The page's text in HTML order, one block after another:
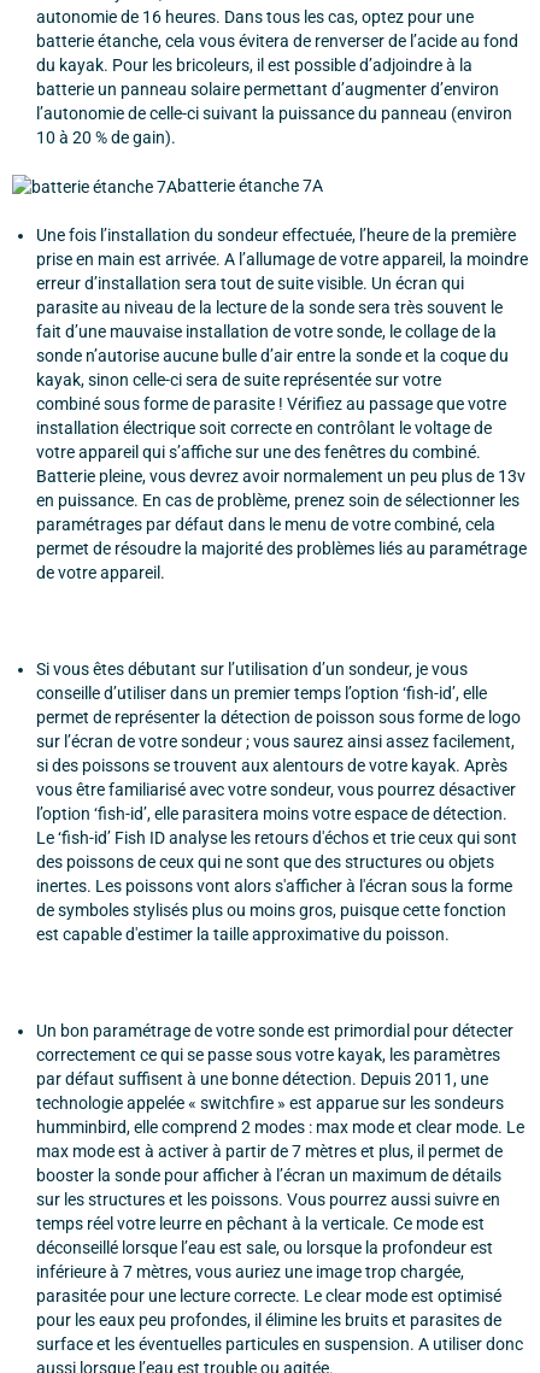
autonomie de 16 heures. Dans tous les cas, optez pour une
batterie étanche, cela vous évitera de renverser de l’acide au fond
du kayak. Pour les bricoleurs, il est possible d’adjoindre à la
batterie un panneau solaire permettant d’augmenter d’environ
l’autonomie de celle-ci suivant la puissance du panneau (environ
10 à 20 % de gain).
batterie étanche 7A
Une fois l’installation du sondeur effectuée, l’heure de la première
prise en main est arrivée. A l’allumage de votre appareil, la moindre
erreur d’installation sera tout de suite visible. Un écran qui
parasite au niveau de la lecture de la sonde sera très souvent le
fait d’une mauvaise installation de votre sonde, le collage de la
sonde n’autorise aucune bulle d’air entre la sonde et la coque du
kayak, sinon celle-ci sera de suite représentée sur votre
combiné sous forme de parasite ! Vérifiez au passage que votre
installation électrique soit correcte en contrôlant le voltage de
votre appareil qui s’affiche sur une des fenêtres du combiné.
Batterie pleine, vous devrez avoir normalement un peu plus de 13v
en puissance. En cas de problème, prenez soin de sélectionner les
paramétrages par défaut dans le menu de votre combiné, cela
permet de résoudre la majorité des problèmes liés au paramétrage
de votre appareil.
Si vous êtes débutant sur l’utilisation d’un sondeur, je vous
conseille d’utiliser dans un premier temps l’option ‘fish-id’, elle
permet de représenter la détection de poisson sous forme de logo
sur l’écran de votre sondeur ; vous saurez ainsi assez facilement,
si des poissons se trouvent aux alentours de votre kayak. Après
vous être familiarisé avec votre sondeur, vous pourrez désactiver
l’option ‘fish-id’, elle parasitera moins votre espace de détection.
Le ‘fish-id’ Fish ID analyse les retours d'échos et trie ceux qui sont
des poissons de ceux qui ne sont que des structures ou objets
inertes. Les poissons vont alors s'afficher à l'écran sous la forme
de symboles stylisés plus ou moins gros, puisque cette fonction
est capable d'estimer la taille approximative du poisson.
Un bon paramétrage de votre sonde est primordial pour détecter
correctement ce qui se passe sous votre kayak, les paramètres
par défaut suffisent à une bonne détection. Depuis 2011, une
technologie appelée « switchfire » est apparue sur les sondeurs
humminbird, elle comprend 2 modes : max mode et clear mode. Le
max mode est à activer à partir de 7 mètres et plus, il permet de
booster la sonde pour afficher à l’écran un maximum de détails
sur les structures et les poissons. Vous pourrez aussi suivre en
temps réel votre leurre en pêchant à la verticale. Ce mode est
déconseillé lorsque l’eau est sale, ou lorsque la profondeur est
inférieure à 7 mètres, vous auriez une image trop chargée,
parasitée pour une lecture correcte. Le clear mode est optimisé
pour les eaux peu profondes, il élimine les bruits et parasites de
surface et les éventuelles particules en suspension. A utiliser donc
aussi lorsque l’eau est trouble ou agitée.